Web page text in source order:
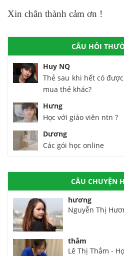
Xin chân thành cảm ơn !
CÂU HỎI
Huy NQ
Thẻ sau khi hết có
mua thẻ khác?
Hưng
Học với giáo viên ntn ?
Dương
Các gói học online
CÂU CHUYỆN
hương
Nguyễn Thị
thắm
Lê Thị Thắm -